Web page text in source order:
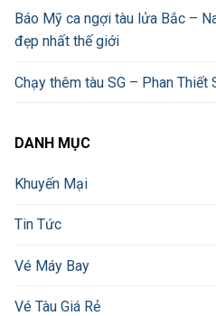
Báo Mỹ ca ngợi tàu lửa Bắc –
đẹp nhất thế giới
Chạy thêm tàu SG – Phan
DANH MỤC
Khuyến Mại
Tin Tức
Vé Máy Bay
Vé Tàu Giá Rẻ